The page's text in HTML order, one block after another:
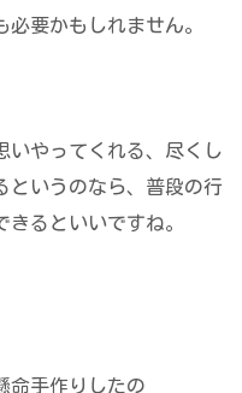
必要かもしれません。
いやってくれる、尽くし
というのなら、普段の行
るといいですね。
命手作りしたの